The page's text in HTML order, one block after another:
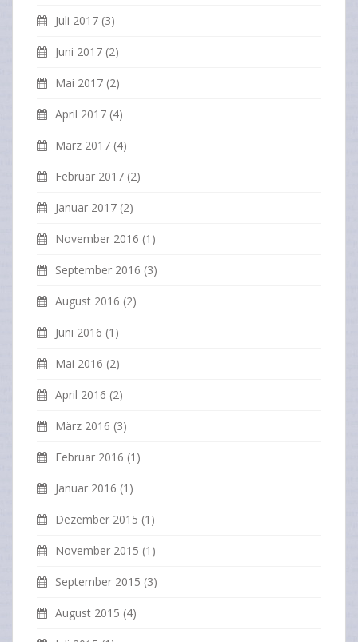
Juli 2017 (3)
Juni 2017 (2)
Mai 2017 (2)
April 2017 (4)
März 2017 (4)
Februar 2017 (2)
Januar 2017 (2)
November 2016 (1)
September 2016 (3)
August 2016 (2)
Juni 2016 (1)
Mai 2016 (2)
April 2016 (2)
März 2016 (3)
Februar 2016 (1)
Januar 2016 (1)
Dezember 2015 (1)
November 2015 (1)
September 2015 (3)
August 2015 (4)